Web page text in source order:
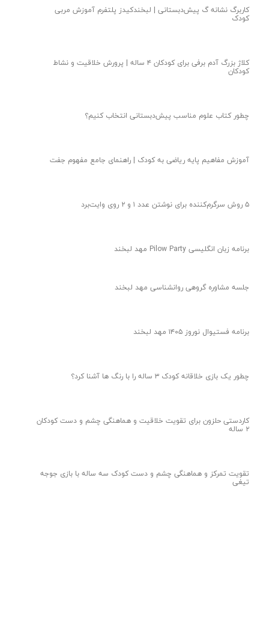
کاربرگ نشانه گ پیش‌دبستانی | لبخندکیدز پلتفرم آموزش مربی
کودک
کلاژ بزرگ آدم برفی برای کودکان ۴ ساله | پرورش خلاقیت و نشاط
کودکان
چطور کتاب علوم مناسب پیش‌دبستانی انتخاب کنیم؟
آموزش مفاهیم پایه ریاضی به کودک | راهنمای جامع مفهوم جفت
۵ روش سرگرم‌کننده برای نوشتن عدد ۱ و ۲ روی وایت‌برد
برنامه زبان انگلیسی Pilow Party مهد لبخند
جلسه مشاوره گروهی روانشناسی مهد لبخند
برنامه فستیوال نوروز ۱۴۰۵ مهد لبخند
چطور یک بازی خلاقانه کودک ۳ ساله را با رنگ ها آشنا کرد؟
کاردستی حلزون برای تقویت خلاقیت و هماهنگی چشم و دست کودکان
۲ ساله
تقویت تمرکز و هماهنگی چشم و دست کودک سه ساله با بازی جوجه
تیغی